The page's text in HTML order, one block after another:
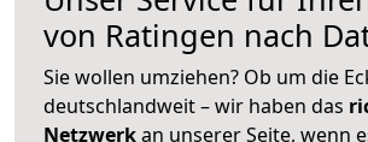
von Ratingen nach
Sie wollen umziehen? Ob um die
deutschlandweit – wir haben das
Netzwerkan unserer Seite, wenn